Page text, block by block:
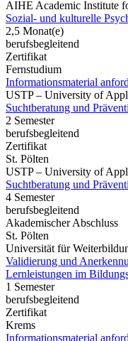
AIHE Academic Institute
Sozial- und kulturelle
2,5 Monat(e)
berufsbegleitend
Zertifikat
Fernstudium
Informationsmaterial
USTP – University of
Suchtberatung und
2 Semester
berufsbegleitend
Zertifikat
St. Pölten
USTP – University of
Suchtberatung und
4 Semester
berufsbegleitend
Akademischer Abschluss
St. Pölten
Universität für
Validierung und
Lernleistungen im
1 Semester
berufsbegleitend
Zertifikat
Krems
Informationsmaterial